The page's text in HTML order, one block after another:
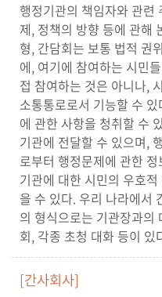
행정기관의 책임자와 관련
제, 정책의 방향 등에 관해
형, 간담회는 보통 법적 권
에, 여기에 참여하는 시민
접 참여하는 것은 아니나,
소통통로로서 기능할 수
에 관한 사항을 청취할 수
기관에 전달할 수 있으며,
로부터 행정문제에 관한
기관에 대한 시민의 우호
을 수 있다. 우리 나라에서
의 형식으로는 기관장과의
회, 각종 초청 대화 등이 있
[간사회사]